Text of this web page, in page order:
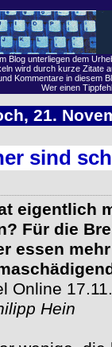
Blog unterliegen dem
wird durch kurze Zitate
Kommentare in diesem
Wer einen
21.
sind
eigentlich
Für die
essen
Online
Hein